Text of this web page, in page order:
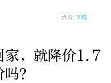
家，就降价1.7
？